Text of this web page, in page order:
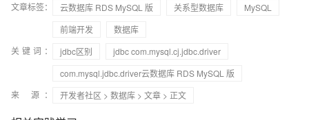
文章标签： 云数据库 RDS MySQL 版 关系型数据库
MySQL
前端开发
数据库
关键词：
jdbc区别
jdbc com.mysql.cj.jdbc.driver
com.mysql.jdbc.driver云数据库 RDS MySQL 版
来 源：
开发者社区 > 数据库 > 文章 > 正文